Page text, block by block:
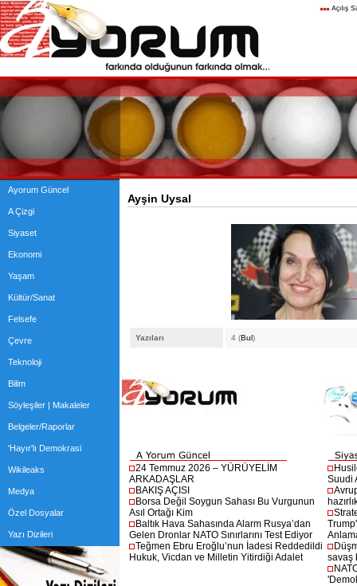
Ayorum Güncel
A Çizgi
Siyaset
Ekonomi
Yaşam
Kültür/Sanat
Felsefe
Çevre
Teknoloji
Bilim
Söyleşiler | Makaleler
Belgeler/Raporlar
'Hayır'lı Demokrasi
Wikileaks
Medya
Özel Dosyalar
Yazı Dizileri
Ayşin Uysal
Yazıları 4 (Bul)
24 Temmuz 2026 – YÜRÜYELİM
ARKADAŞLAR
BAKIŞ AÇISI
Borsa Değil Soygun Sahası Bu Vurgunun
Asıl Ortağı Kim
Baltık Hava Sahasında Alarm Rusya’dan
Gelen Dronlar NATO Sınırlarını Test Ediyor
Teğmen Ebru Eroğlu’nun İadesi Reddedildi
Hukuk, Vicdan ve Milletin Yitirdiği Adalet
Suudi
savaş